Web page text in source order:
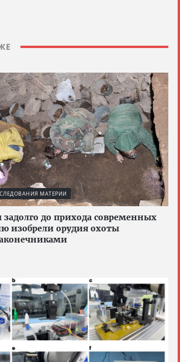
МАТЕРИИ
до прихода современных
изобрели орудия охоты